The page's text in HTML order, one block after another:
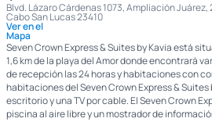
Blvd. Lázaro Cárdenas 1073, Ampliación Juárez,
Cabo San Lucas 23410
Ver en el
Mapa
Seven Crown Express & Suites by Kavia está
1,6 km de la playa del Amor donde encontrará
de recepción las 24 horas y habitaciones con
habitaciones del Seven Crown Express &
escritorio y una TV por cable. El Seven Crown
piscina al aire libre y un mostrador de